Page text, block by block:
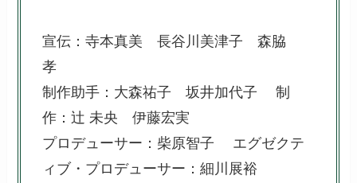
宣伝：寺本真美 長谷川美津子 森脇
孝
制作助手：大森祐子 坂井加代子 制
作：辻 未央 伊藤宏実
プロデューサー：柴原智子 エグゼクテ
ィブ・プロデューサー：細川展裕